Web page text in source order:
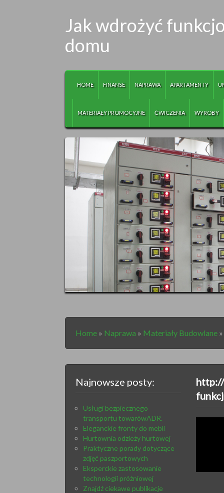
Jak wdrożyć
domu
HOME FINANSE NAPRAWA APARTAMENTY
MATERIAŁY PROMOCYJNE ĆWICZENIA WYROBY
Home » Naprawa » Materiały Budowlane »
Najnowsze posty:
Usługi bezpiecznego
transportu towarówADR.
Eleganckie fronty do mebli
Hurtownia odzieży hurtowej
Praktyczne porady dotyczące
zdjęć paszportowych
Eksperckie zastosowanie
technologii próżniowej
Znajdź ciekawe publikacje